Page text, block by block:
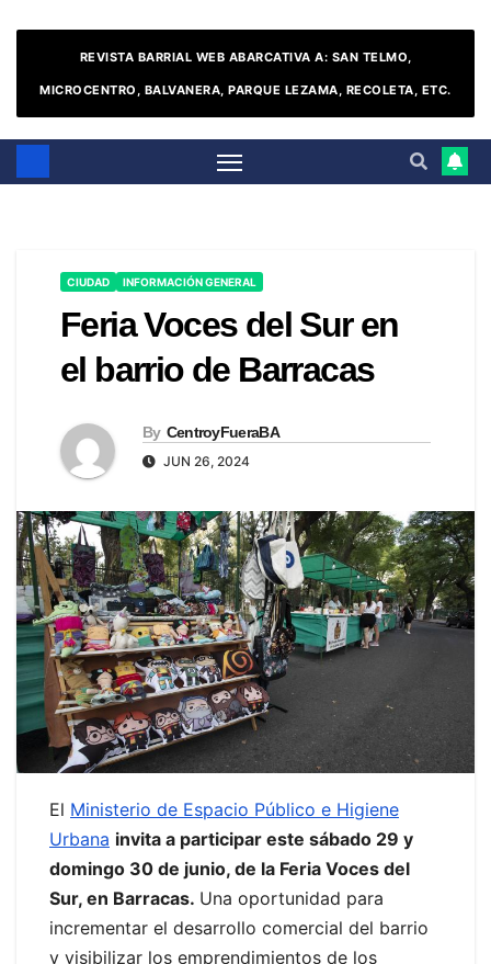
REVISTA BARRIAL WEB ABARCATIVA A: SAN TELMO,
MICROCENTRO, BALVANERA, PARQUE LEZAMA, RECOLETA, ETC.
CIUDAD INFORMACIÓN GENERAL
Feria Voces del Sur en
el barrio de Barracas
By CentroyFueraBA
JUN 26, 2024
El Ministerio de Espacio Público e Higiene
Urbana invita a participar este sábado 29 y
domingo 30 de junio, de la Feria Voces del
Sur, en Barracas. Una oportunidad para
incrementar el desarrollo comercial del barrio
y visibilizar los emprendimientos de los